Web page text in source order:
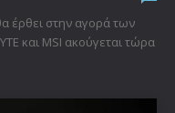
έρθει στην αγορά των
και MSI ακούγεται τώρα